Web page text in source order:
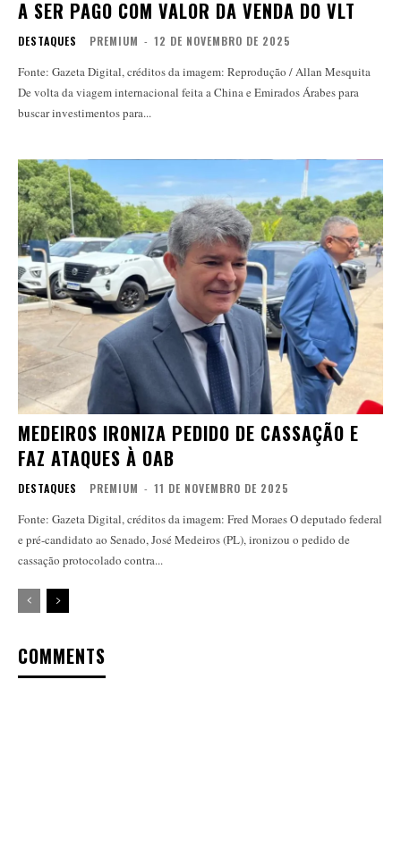
A SER PAGO COM VALOR DA VENDA DO VLT
DESTAQUES PREMIUM - 12 DE NOVEMBRO DE 2025
Fonte: Gazeta Digital, créditos da imagem: Reprodução / Allan Mesquita
De volta da viagem internacional feita a China e Emirados Árabes para
buscar investimentos para...
MEDEIROS IRONIZA PEDIDO DE CASSAÇÃO E
FAZ ATAQUES À OAB
DESTAQUES PREMIUM - 11 DE NOVEMBRO DE 2025
Fonte: Gazeta Digital, créditos da imagem: Fred Moraes O deputado federal
e pré-candidato ao Senado, José Medeiros (PL), ironizou o pedido de
cassação protocolado contra...
COMMENTS